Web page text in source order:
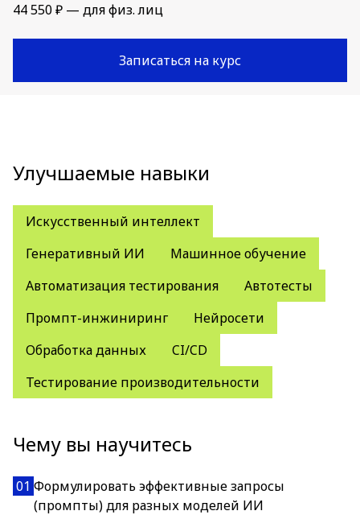
44 550 ₽ — для физ. лиц
Записаться на курс
Улучшаемые навыки
Искусственный интеллект
Генеративный ИИ
Машинное обучение
Автоматизация тестирования
Автотесты
Промпт-инжиниринг
Нейросети
Обработка данных
CI/CD
Тестирование производительности
Чему вы научитесь
01 Формулировать эффективные запросы
(промпты) для разных моделей ИИ